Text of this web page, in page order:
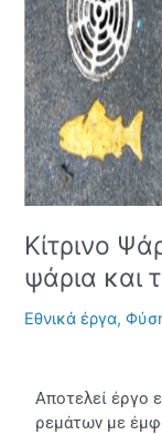
Κίτρινο
ψάρια και
Εθνικά έργα,
Αποτελεί έργο
ρεμάτων με
τα
ψάρια
και
την
φύση
των
ρεμάτων